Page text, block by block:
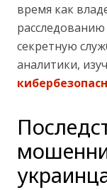
время как
секретную
аналитики,